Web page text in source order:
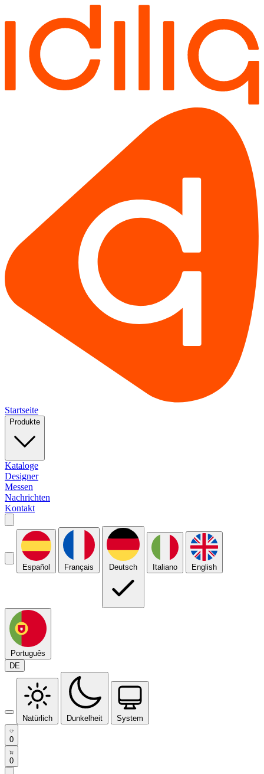
Startseite
Produkte
Kataloge
Designer
Messen
Nachrichten
Kontakt
Español Français Deutsch Italiano English
Português
DE
Natürlich Dunkelheit System
0
0